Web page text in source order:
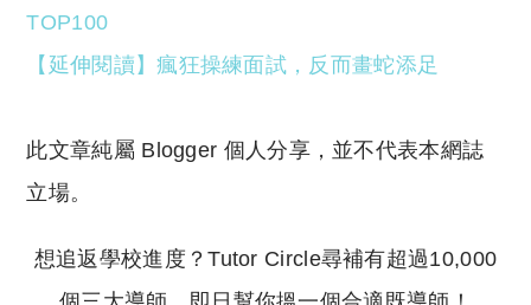
TOP100
【延伸閱讀】瘋狂操練面試，反而畫蛇添足
此文章純屬 Blogger 個人分享，並不代表本網誌
立場。
想追返學校進度？Tutor Circle尋補有超過10,000